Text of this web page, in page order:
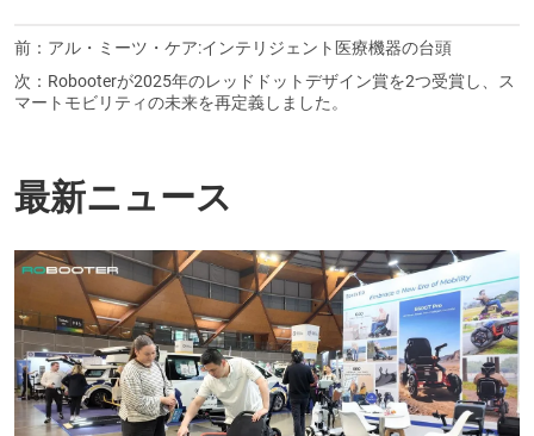
前： アル・ミーツ・ケア:インテリジェント医療機器の台頭
次： Robooterが2025年のレッドドットデザイン賞を2つ受賞し、ス
マートモビリティの未来を再定義しました。
最新ニュース